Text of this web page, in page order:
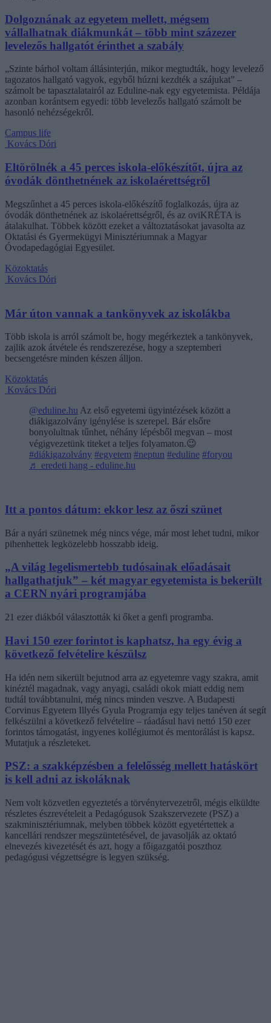
Dolgoznának az egyetem mellett, mégsem
vállalhatnak diákmunkát – több mint százezer
levelezős hallgatót érinthet a szabály
„Szinte bárhol voltam állásinterjún, mikor megtudták, hogy levelező
tagozatos hallgató vagyok, egyből húzni kezdték a szájukat” –
számolt be tapasztalatairól az Eduline-nak egy egyetemista. Példája
azonban korántsem egyedi: több levelezős hallgató számolt be
hasonló nehézségekről.
Campus life
Kovács Dóri
Eltörölnék a 45 perces iskola-előkészítőt, újra az
óvodák dönthetnének az iskolaérettségről
Megszűnhet a 45 perces iskola-előkészítő foglalkozás, újra az
óvodák dönthetnének az iskolaérettségről, és az oviKRÉTA is
átalakulhat. Többek között ezeket a változtatásokat javasolta az
Oktatási és Gyermekügyi Minisztériumnak a Magyar
Óvodapedagógiai Egyesület.
Közoktatás
Kovács Dóri
Már úton vannak a tankönyvek az iskolákba
Több iskola is arról számolt be, hogy megérkeztek a tankönyvek,
zajlik azok átvétele és rendszerezése, hogy a szeptemberi
becsengetésre minden készen álljon.
Közoktatás
Kovács Dóri
@eduline.hu Az első egyetemi ügyintézések között a
diákigazolvány igénylése is szerepel. Bár elsőre
bonyolultnak tűnhet, néhány lépésből megvan – most
végigvezetünk titeket a teljes folyamaton.😉
#diákigazolvány #egyetem #neptun #eduline #foryou
♬ eredeti hang - eduline.hu
Itt a pontos dátum: ekkor lesz az őszi szünet
Bár a nyári szünetnek még nincs vége, már most lehet tudni, mikor
pihenhettek legközelebb hosszabb ideig.
„A világ legelismertebb tudósainak előadásait
hallgathatjuk” – két magyar egyetemista is bekerült
a CERN nyári programjába
21 ezer diákból választották ki őket a genfi programba.
Havi 150 ezer forintot is kaphatsz, ha egy évig a
következő felvételire készülsz
Ha idén nem sikerült bejutnod arra az egyetemre vagy szakra, amit
kinéztél magadnak, vagy anyagi, családi okok miatt eddig nem
tudtál továbbtanulni, még nincs minden veszve. A Budapesti
Corvinus Egyetem Illyés Gyula Programja egy teljes tanéven át segít
felkészülni a következő felvételire – ráadásul havi nettó 150 ezer
forintos támogatást, ingyenes kollégiumot és mentorálást is kapsz.
Mutatjuk a részleteket.
PSZ: a szakképzésben a felelősség mellett hatáskört
is kell adni az iskoláknak
Nem volt közvetlen egyeztetés a törvénytervezetről, mégis elküldte
részletes észrevételeit a Pedagógusok Szakszervezete (PSZ) a
szakminisztériumnak, melyben többek között egyetértettek a
kancellári rendszer megszüntetésével, de javasolják az oktató
elnevezés kivezetését és azt, hogy a főigazgatói poszthoz
pedagógusi végzettségre is legyen szükség.